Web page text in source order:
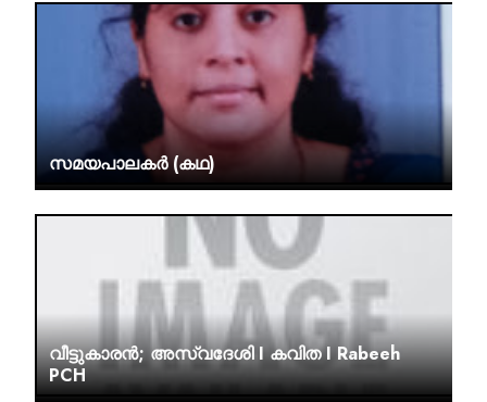
സമയപാലകർ (കഥ)
വീട്ടുകാരൻ; അസ്വദേശി I കവിത I Rabeeh
PCH